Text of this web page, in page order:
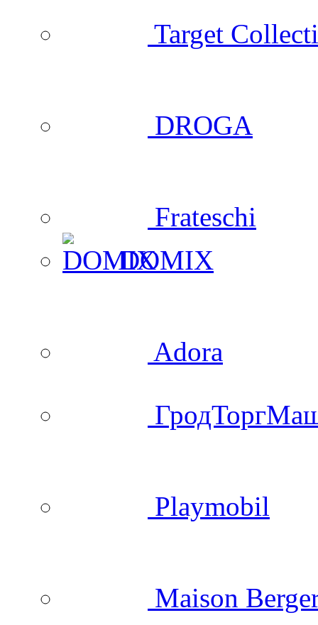
Target
DROGA
Frateschi
DOMIX
Adora
Playmobil
Maison